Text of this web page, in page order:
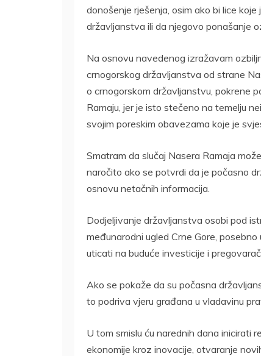
donošenje rješenja, osim ako bi lice
državljanstva ili da njegovo ponašanje
Na osnovu navedenog izražavam
crnogorskog državljanstva od strane
o crnogorskom državljanstvu, pokrene
Ramaju, jer je isto stečeno na temelju
svojim poreskim obavezama koje je
Smatram da slučaj Nasera Ramaja
naročito ako se potvrdi da je počasno
osnovu netačnih informacija.
Dodjeljivanje državljanstva osobi pod
međunarodni ugled Crne Gore,
uticati na buduće investicije i
Ako se pokaže da su počasna
to podriva vjeru građana u vladavinu
U tom smislu ću narednih dana inicirati
ekonomije kroz inovacije, otvaranje